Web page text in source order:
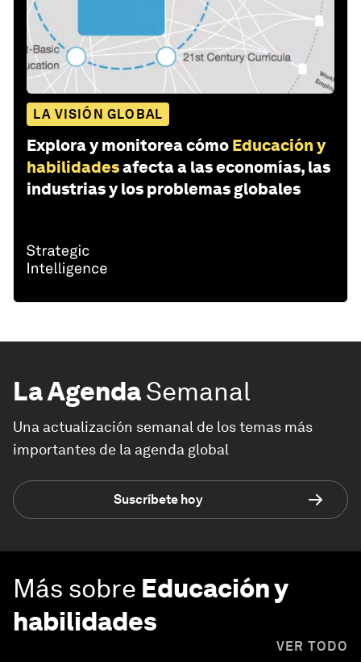
LA VISIÓN GLOBAL
Explora y monitorea cómo Educación y
habilidadesafecta a las economías, las
industrias y los problemas globales
La AgendaSemanal
Una actualización semanal de los temas más
importantes de la agenda global
Suscríbete hoy
Más sobre Educación y
habilidades
VER TODO